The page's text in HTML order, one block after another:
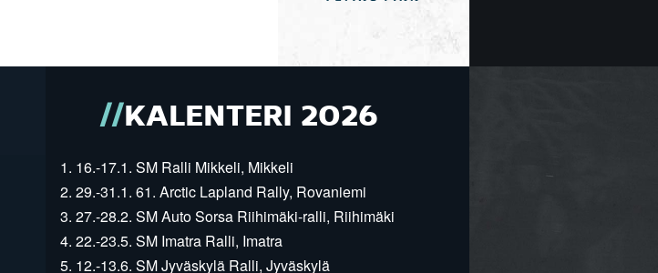
KALENTERI 2026
1. 16.-17.1. SM Ralli Mikkeli, Mikkeli
2. 29.-31.1. 61. Arctic Lapland Rally, Rovaniemi
3. 27.-28.2. SM Auto Sorsa Riihimäki-ralli, Riihimäki
4. 22.-23.5. SM Imatra Ralli, Imatra
5. 12.-13.6. SM Jyväskylä Ralli, Jyväskylä